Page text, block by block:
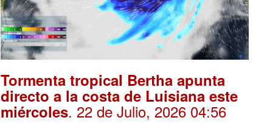
Tormenta tropical Bertha apunta
directo a la costa de Luisiana este
miércoles. 22 de Julio, 2026 04:56